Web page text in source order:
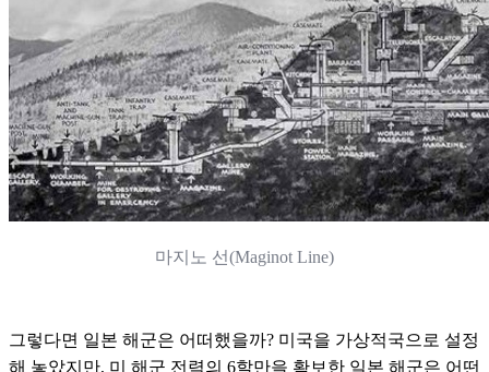
마지노 선(Maginot Line)
그렇다면 일본 해군은 어떠했을까? 미국을 가상적국으로 설정
해 놓았지만, 미 해군 전력의 6할만을 확보한 일본 해군은 어떤